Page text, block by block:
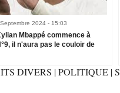
2024 - 15:03
Mbappé commence à
il n'aura pas le couloir de
DIVERS |POLITIQUE |